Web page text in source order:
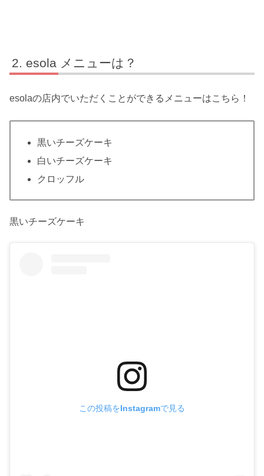
esola メニューは？
esolaの店内でいただくことができるメニューはこちら！
黒いチーズケーキ
白いチーズケーキ
クロッフル
黒いチーズケーキ
この投稿をInstagramで見る